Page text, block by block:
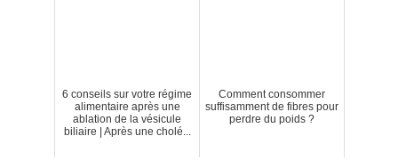
6 conseils sur votre régime
alimentaire après une
ablation de la vésicule
biliaire | Après une cholé...
Comment consommer
suffisamment de fibres pour
perdre du poids ?